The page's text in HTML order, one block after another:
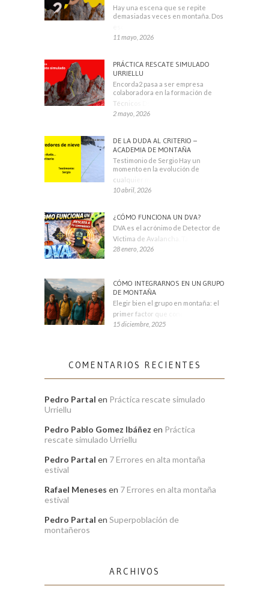
Hay una escena que se repite
demasiadas veces en montaña. Dos
11 mayo, 2026
PRÁCTICA RESCATE SIMULADO
URRIELLU
Encorda2 pasa a ser empresa
colaboradora en la formación de
Técnicos Deportivos
2 mayo, 2026
DE LA DUDA AL CRITERIO –
ACADEMIA DE MONTAÑA
Testimonio de Sergio Hay un
momento en la evolución de
cualquier montañero
10 abril, 2026
¿CÓMO FUNCIONA UN DVA?
DVA es el acrónimo de Detector de
Víctima de Avalancha. También se
28 enero, 2026
CÓMO INTEGRARNOS EN UN GRUPO
DE MONTAÑA
Elegir bien el grupo en montaña: el
primer factor que condiciona tu
15 diciembre, 2025
COMENTARIOS RECIENTES
Pedro Partal en Práctica rescate simulado
Urriellu
Pedro Pablo Gomez Ibáñez en Práctica
rescate simulado Urriellu
Pedro Partal en 7 Errores en alta montaña
estival
Rafael Meneses en 7 Errores en alta montaña
estival
Pedro Partal en Superpoblación de
montañeros
ARCHIVOS